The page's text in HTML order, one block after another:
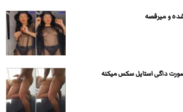
و میرقصه
داگی استایل سکس میکنه